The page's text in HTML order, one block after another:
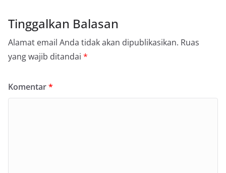
Tinggalkan Balasan
Alamat email Anda tidak akan dipublikasikan. Ruas
yang wajib ditandai *
Komentar*